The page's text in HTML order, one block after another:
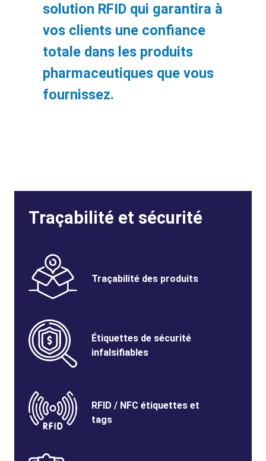
solution RFID qui garantira à
vos clients une confiance
totale dans les produits
pharmaceutiques que vous
fournissez.
Traçabilité et sécurité
Benefits
Image
SVG
Benefits
Traçabilité des produits
Benefits
Image
SVG
Benefits
Title
Étiquettes de sécurité
infalsifiables
Benefits
Image
SVG
Benefits
Title
RFID / NFC étiquettes et
tags